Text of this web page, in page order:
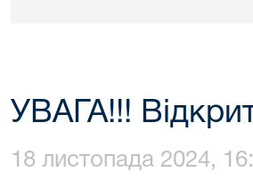
УВАГА!!!
18 листопада 2024,